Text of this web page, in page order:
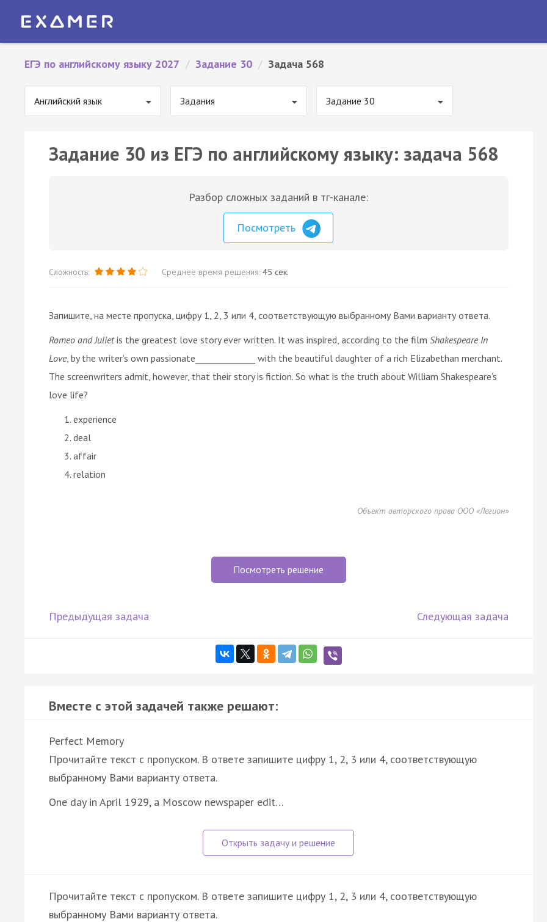
ЕГЭ по английскому языку 2027 / Задание 30 / Задача 568
Английский язык Задания Задание 30
Задание 30 из ЕГЭ по английскому языку: задача 568
Разбор сложных заданий в тг-канале:
Посмотреть
Сложность: Среднее время решения: 45 сек.
Запишите, на месте пропуска, цифру 1, 2, 3 или 4, соответствующую выбранному Вами варианту ответа.
Romeo and Julietis the greatest love story ever written. It was inspired, according to the film Shakespeare In
Love, by the writer’s own passionate______________ with the beautiful daughter of a rich Elizabethan merchant.
The screenwriters admit, however, that their story is fiction. So what is the truth about William Shakespeare’s
love life?
experience
deal
affair
relation
Объект авторского права ООО «Легион»
Посмотреть решение
Предыдущая задача Следующая задача
Вместе с этой задачей также решают:
Perfect Memory
Прочитайте текст с пропуском. В ответе запишите цифру 1, 2, 3 или 4, соответствующую
выбранному Вами варианту ответа.
One day in April 1929, a Moscow newspaper edit…
Прочитайте текст с пропуском. В ответе запишите цифру 1, 2, 3 или 4, соответствующую
выбранному Вами варианту ответа.